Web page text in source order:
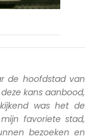
de hoofdstad van
kans aanbood,
was het de
favoriete stad,
bezoeken en